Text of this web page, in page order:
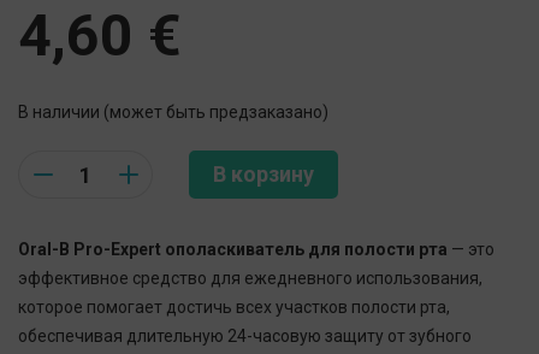
4,60 €
В наличии (может быть предзаказано)
В корзину
Oral-B Pro-Expert ополаскиватель для полости рта — это
эффективное средство для ежедневного использования,
которое помогает достичь всех участков полости рта,
обеспечивая длительную 24-часовую защиту от зубного